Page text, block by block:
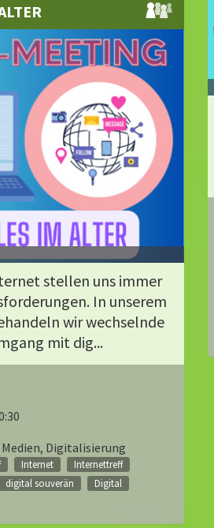
stellen uns immer
In unserem
wir wechselnde
mit dig...
Digitalisierung
Internet
Internettreff
digital souverän
Digital